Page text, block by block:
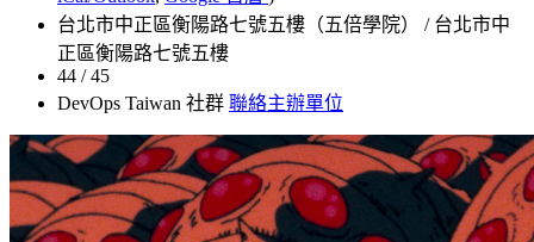
台北市中正區衡陽路七號五樓（五倍學院） / 台北市中
正區衡陽路七號五樓
44 / 45
DevOps Taiwan 社群 聯絡主辦單位